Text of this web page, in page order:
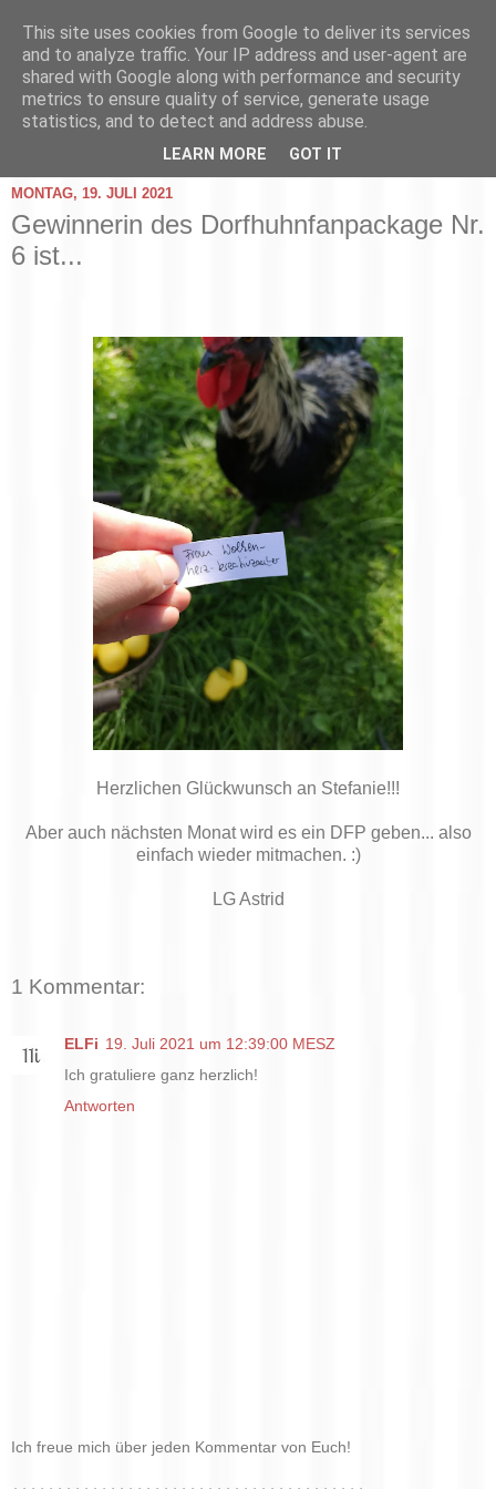
MONTAG, 19. JULI 2021
Gewinnerin des Dorfhuhnfanpackage Nr.
6 ist...
Herzlichen Glückwunsch an Stefanie!!!
Aber auch nächsten Monat wird es ein DFP geben... also
einfach wieder mitmachen. :)
LG Astrid
1 Kommentar:
ELFi 19. Juli 2021 um 12:39:00 MESZ
Ich gratuliere ganz herzlich!
Antworten
Ich freue mich über jeden Kommentar von Euch!
This site uses cookies from Google to deliver its services
and to analyze traffic. Your IP address and user-agent are
shared with Google along with performance and security
metrics to ensure quality of service, generate usage
statistics, and to detect and address abuse.
LEARN MORE GOT IT